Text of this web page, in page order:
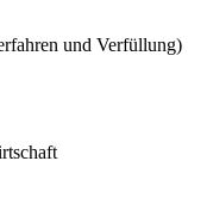
und Verfüllung)